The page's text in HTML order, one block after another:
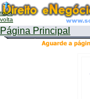
topo
volta
Página Principal